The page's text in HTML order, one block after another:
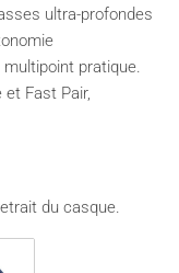
ultra-profondes
pratique.
Fast Pair,
du casque.